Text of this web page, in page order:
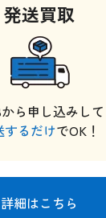
発送買取
ら申し込みして
するだけでOK！
詳細はこちら